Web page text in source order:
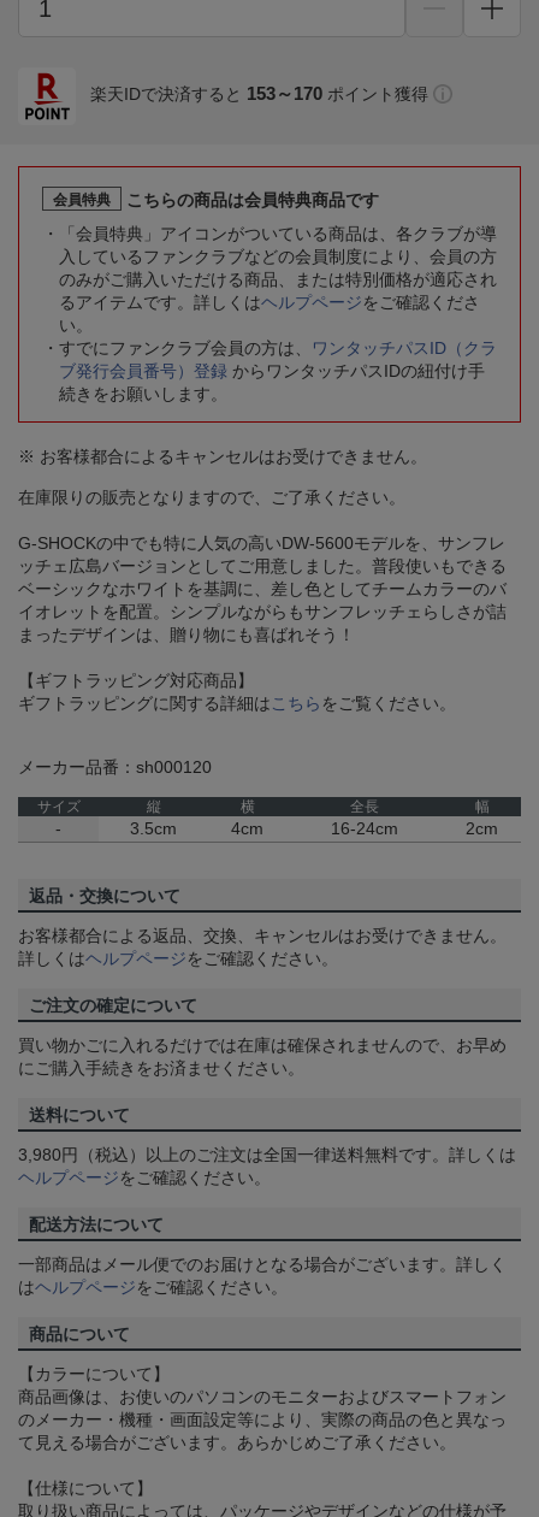
楽天IDで決済すると 153～170 ポイント獲得
会員特典
こちらの商品は会員特典商品です
「会員特典」アイコンがついている商品は、各クラブが導
入しているファンクラブなどの会員制度により、会員の方
のみがご購入いただける商品、または特別価格が適応され
るアイテムです。詳しくはヘルプページをご確認くださ
い。
すでにファンクラブ会員の方は、
ワンタッチパスID（クラ
ブ発行会員番号）登録 からワンタッチパスIDの紐付け手
続きをお願いします。
※ お客様都合によるキャンセルはお受けできません。
在庫限りの販売となりますので、ご了承ください。
G-SHOCKの中でも特に人気の高いDW-5600モデルを、サンフレ
ッチェ広島バージョンとしてご用意しました。普段使いもできる
ベーシックなホワイトを基調に、差し色としてチームカラーのバ
イオレットを配置。シンプルながらもサンフレッチェらしさが詰
まったデザインは、贈り物にも喜ばれそう！
【ギフトラッピング対応商品】
ギフトラッピングに関する詳細はこちら をご覧ください。
メーカー品番：sh000120
サイズ 縦 横 全長 幅
- 3.5cm 4cm 16-24cm 2cm
返品・交換について
お客様都合による返品、交換、キャンセルはお受けできません。
詳しくはヘルプページをご確認ください。
ご注文の確定について
買い物かごに入れるだけでは在庫は確保されませんので、お早め
にご購入手続きをお済ませください。
送料について
3,980円（税込）以上のご注文は全国一律送料無料です。詳しくは
ヘルプページをご確認ください。
配送方法について
一部商品はメール便でのお届けとなる場合がございます。詳しく
はヘルプページをご確認ください。
商品について
【カラーについて】
商品画像は、お使いのパソコンのモニターおよびスマートフォン
のメーカー・機種・画面設定等により、実際の商品の色と異なっ
て見える場合がございます。あらかじめご了承ください。
【仕様について】
取り扱い商品によっては、パッケージやデザインなどの仕様が予